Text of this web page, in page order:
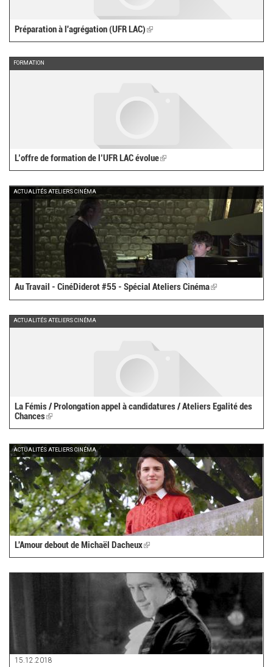
Préparation à l'agrégation (UFR LAC)(link
is
FORMATION
L’offre de formation de l’UFR LAC évolue(link
is
ACTUALITÉS ATELIERS CINÉMA
Au Travail - CinéDiderot #55 - Spécial Ateliers Cinéma(link
ACTUALITÉS ATELIERS CINÉMA
La Fémis / Prolongation appel à candidatures / Ateliers Egalité des
Chances(link
is
ACTUALITÉS ATELIERS CINÉMA
L'Amour debout de Michaël Dacheux(link
is
15.12.2018